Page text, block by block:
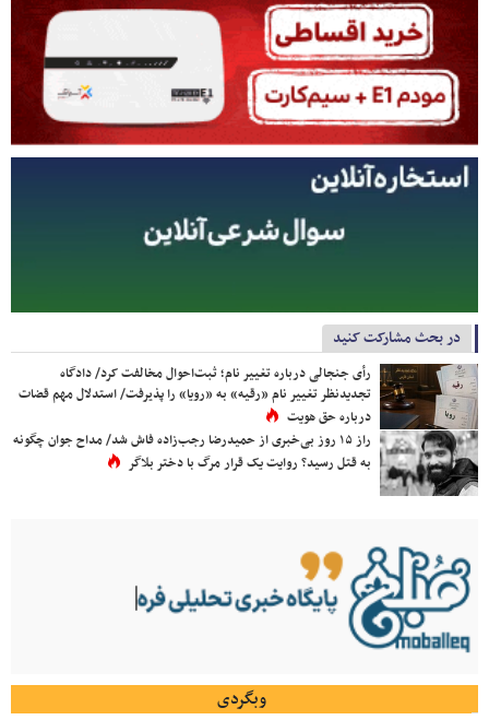
در بحث مشارکت کنید
رأی جنجالی درباره تغییر نام؛ ثبت‌احوال مخالفت کرد/ دادگاه
تجدیدنظر تغییر نام «رقیه» به «رویا» را پذیرفت/ استدلال مهم قضات
درباره حق هویت
راز ۱۵ روز بی‌خبری از حمیدرضا رجب‌زاده فاش شد/ مداح جوان چگونه
به قتل رسید؟ روایت یک قرار مرگ با دختر بلاگر
وبگردی